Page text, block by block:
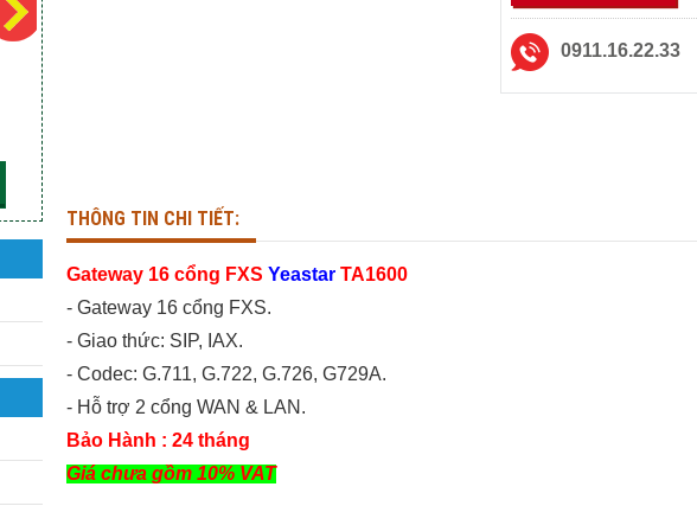
Tổng Đài IP Dinstar UC200
0911.16.22.33
THÔNG TIN CHI TIẾT:
Gateway 16 cổng FXSYeastar TA1600
- Gateway 16 cổng FXS.
- Giao thức: SIP, IAX.
- Codec: G.711, G.722, G.726, G729A.
- Hỗ trợ 2 cổng WAN & LAN.
Bảo Hành : 24 tháng
Giá chưa gồm 10% VAT